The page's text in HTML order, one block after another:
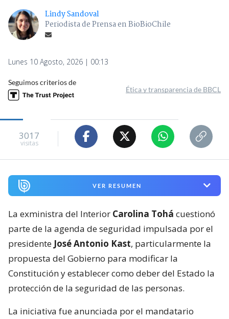
Lindy Sandoval
Periodista de Prensa en BioBioChile
Lunes 10 Agosto, 2026 | 00:13
Seguimos criterios de
Ética y transparencia de BBCL
3017
visitas
VER RESUMEN
La exministra del Interior Carolina Tohá cuestionó
parte de la agenda de seguridad impulsada por el
presidente José Antonio Kast, particularmente la
propuesta del Gobierno para modificar la
Constitución y establecer como deber del Estado la
protección de la seguridad de las personas.
La iniciativa fue anunciada por el mandatario